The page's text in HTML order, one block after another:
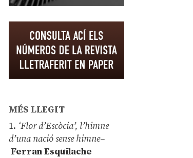
MÉS LLEGIT
1. ‘Flor d’Escòcia’, l’himne
d’una nació sense himne–
Ferran Esquilache